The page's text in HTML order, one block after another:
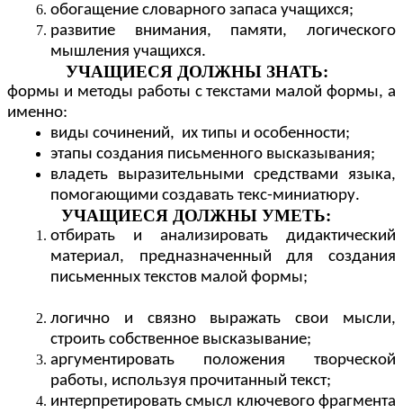
обогащение словарного запаса учащихся;
развитие внимания, памяти, логического
мышления учащихся.
УЧАЩИЕСЯ ДОЛЖНЫ ЗНАТЬ:
формы и методы работы с текстами малой формы, а
именно:
виды сочинений, их типы и особенности;
этапы создания письменного высказывания;
владеть выразительными средствами языка,
помогающими создавать текс-миниатюру.
УЧАЩИЕСЯ ДОЛЖНЫ УМЕТЬ:
отбирать и анализировать дидактический
материал, предназначенный для создания
письменных текстов малой формы;
логично и связно выражать свои мысли,
строить собственное высказывание;
аргументировать положения творческой
работы, используя прочитанный текст;
интерпретировать смысл ключевого фрагмента